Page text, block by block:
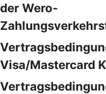
der Wero-
Visa/Mastercard